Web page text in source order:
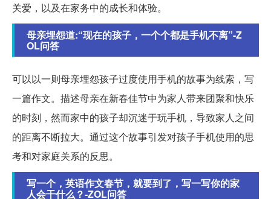
关爱，以及在家务中的成长和体验。
母亲埋怨道:“现在的孩子，一个个都是手机不离”-Z
OL问答
可以以一则母亲埋怨孩子过度使用手机的故事为线索，写
一篇作文。描述母亲在新春佳节中为家人带来团聚和快乐
的时刻，然而家中的孩子却沉迷于玩手机，导致家人之间
的距离不断拉大。通过这个故事引发对孩子手机使用的思
考和对家庭关系的反思。
写一个，英语作文春节，就要到了，写一写你的家
人会干什么？-ZOL问答